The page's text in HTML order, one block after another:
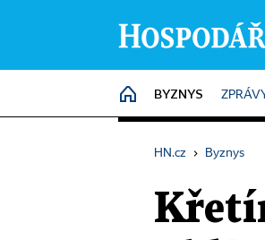
HOME
BYZNYS
HN.cz › Byznys